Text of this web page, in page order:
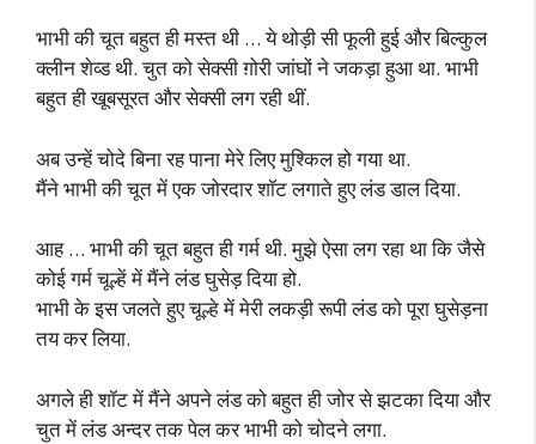
भाभी की चूत बहुत ही मस्त थी … ये थोड़ी सी फूली हुई और बिल्कुल
क्लीन शेव्ड थी. चुत को सेक्सी ग़ोरी जांघों ने जकड़ा हुआ था. भाभी
बहुत ही खूबसूरत और सेक्सी लग रही थीं.
अब उन्हें चोदे बिना रह पाना मेरे लिए मुश्किल हो गया था.
मैंने भाभी की चूत में एक जोरदार शॉट लगाते हुए लंड डाल दिया.
आह … भाभी की चूत बहुत ही गर्म थी. मुझे ऐसा लग रहा था कि जैसे
कोई गर्म चूल्हें में मैंने लंड घुसेड़ दिया हो.
भाभी के इस जलते हुए चूल्हे में मेरी लकड़ी रूपी लंड को पूरा घुसेड़ना
तय कर लिया.
अगले ही शॉट में मैंने अपने लंड को बहुत ही जोर से झटका दिया और
चुत में लंड अन्दर तक पेल कर भाभी को चोदने लगा.